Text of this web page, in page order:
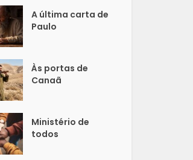
A última carta de
Paulo
Às portas de
Canaã
Ministério de
todos